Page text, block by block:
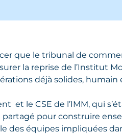
que le tribunal de
la reprise de l’Institut
déjà solides,
et le CSE de l’IMM, qui
pour construire
des équipes impliquées